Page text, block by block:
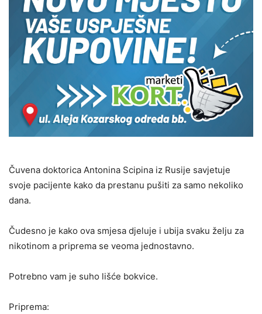
Čuvena doktorica Antonina Scipina iz Rusije savjetuje
svoje pacijente kako da prestanu pušiti za samo nekoliko
dana.
Čudesno je kako ova smjesa djeluje i ubija svaku želju za
nikotinom a priprema se veoma jednostavno.
Potrebno vam je suho lišće bokvice.
Priprema: